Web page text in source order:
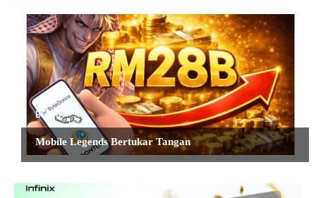
BERITA
Mobile Legends Bertukar Tangan